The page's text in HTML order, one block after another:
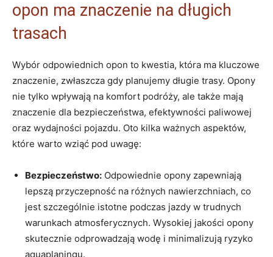
opon ma znaczenie na długich
trasach
Wybór odpowiednich opon to kwestia, która ma kluczowe
znaczenie, zwłaszcza gdy planujemy długie trasy. Opony
nie tylko wpływają na komfort podróży, ale także mają
znaczenie dla bezpieczeństwa, efektywności paliwowej
oraz wydajności pojazdu. Oto kilka ważnych aspektów,
które warto wziąć pod uwagę:
Bezpieczeństwo: Odpowiednie opony zapewniają
lepszą przyczepność na różnych nawierzchniach, co
jest szczególnie istotne podczas jazdy w trudnych
warunkach atmosferycznych. Wysokiej jakości opony
skutecznie odprowadzają wodę i minimalizują ryzyko
aquaplaningu.